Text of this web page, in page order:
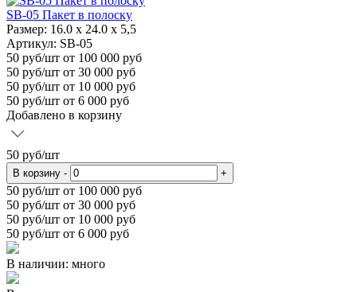
SB-05 Пакет в полоску
Размер: 16.0 х 24.0 х 5,5
Артикул: SB-05
50 руб/шт от 100 000 руб
50 руб/шт от 30 000 руб
50 руб/шт от 10 000 руб
50 руб/шт от 6 000 руб
Добавлено в корзину
50 руб/шт
В корзину - +
50 руб/шт от 100 000 руб
50 руб/шт от 30 000 руб
50 руб/шт от 10 000 руб
50 руб/шт от 6 000 руб
В наличии: много